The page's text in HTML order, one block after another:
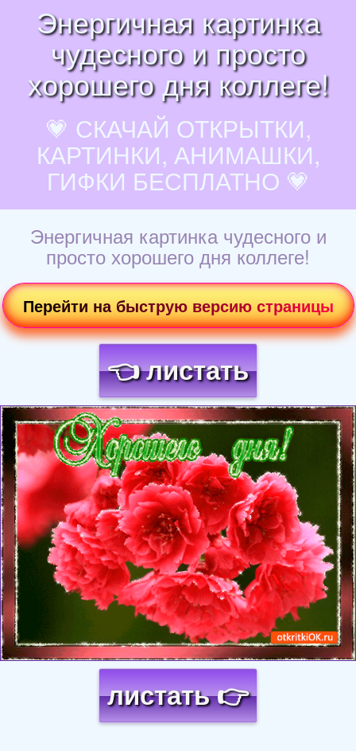
Энергичная картинка
чудесного и просто
хорошего дня коллеге!
💗 СКАЧАЙ ОТКРЫТКИ,
КАРТИНКИ, АНИМАШКИ,
ГИФКИ БЕСПЛАТНО 💗
Энергичная картинка чудесного и
просто хорошего дня коллеге!
Перейти на быструю версию страницы
👈 листать
Загрузка картинки...
листать 👉